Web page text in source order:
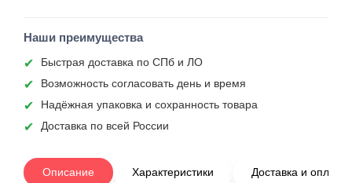
Наши преимущества
Быстрая доставка по СПб и ЛО
Возможность согласовать день и время
Надёжная упаковка и сохранность товара
Доставка по всей России
Описание Характеристики Доставка и оплата